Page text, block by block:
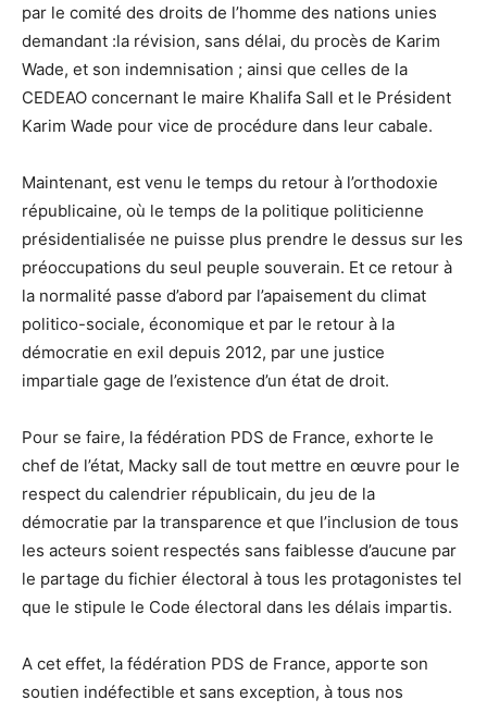
par le comité des droits de l’homme des nations unies
demandant :la révision, sans délai, du procès de Karim
Wade, et son indemnisation ; ainsi que celles de la
CEDEAO concernant le maire Khalifa Sall et le Président
Karim Wade pour vice de procédure dans leur cabale.
Maintenant, est venu le temps du retour à l’orthodoxie
républicaine, où le temps de la politique politicienne
présidentialisée ne puisse plus prendre le dessus sur les
préoccupations du seul peuple souverain. Et ce retour à
la normalité passe d’abord par l’apaisement du climat
politico-sociale, économique et par le retour à la
démocratie en exil depuis 2012, par une justice
impartiale gage de l’existence d’un état de droit.
Pour se faire, la fédération PDS de France, exhorte le
chef de l’état, Macky sall de tout mettre en œuvre pour le
respect du calendrier républicain, du jeu de la
démocratie par la transparence et que l’inclusion de tous
les acteurs soient respectés sans faiblesse d’aucune par
le partage du fichier électoral à tous les protagonistes tel
que le stipule le Code électoral dans les délais impartis.
A cet effet, la fédération PDS de France, apporte son
soutien indéfectible et sans exception, à tous nos